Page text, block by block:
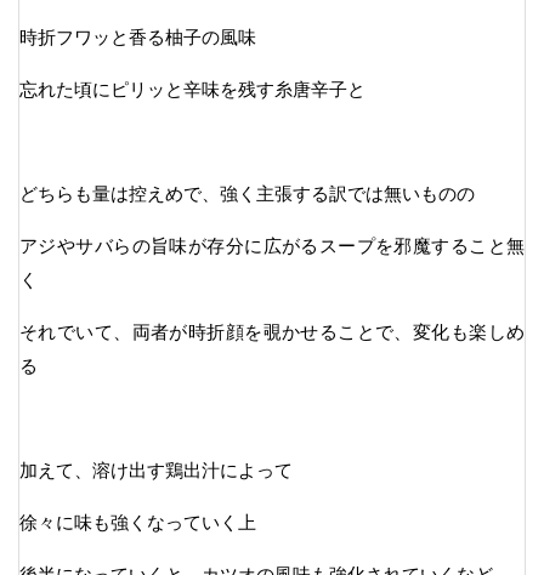
時折フワッと香る柚子の風味
忘れた頃にピリッと辛味を残す糸唐辛子と
どちらも量は控えめで、強く主張する訳では無いものの
アジやサバらの旨味が存分に広がるスープを邪魔すること無
く
それでいて、両者が時折顔を覗かせることで、変化も楽しめ
る
加えて、溶け出す鶏出汁によって
徐々に味も強くなっていく上